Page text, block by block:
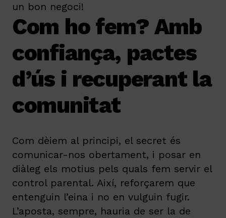
un bon negoci!
Com ho fem? Amb
confiança, pactes
d’ús i recuperant la
comunitat
Com dèiem al principi, el secret és
comunicar-nos obertament, i posar en
diàleg els motius pels quals fem servir el
control parental. Així, reforçarem que
entenguin l’eina i no en vulguin fugir.
L’aposta, sempre, hauria de ser la de